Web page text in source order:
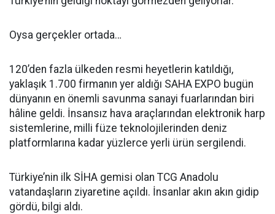
Oysa gerçekler ortada…
120’den fazla ülkeden resmi heyetlerin katıldığı,
yaklaşık 1.700 firmanın yer aldığı SAHA EXPO bugün
dünyanın en önemli savunma sanayi fuarlarından biri
hâline geldi. İnsansız hava araçlarından elektronik harp
sistemlerine, milli füze teknolojilerinden deniz
platformlarına kadar yüzlerce yerli ürün sergilendi.
Türkiye’nin ilk SİHA gemisi olan TCG Anadolu
vatandaşların ziyaretine açıldı. İnsanlar akın akın gidip
gördü, bilgi aldı.